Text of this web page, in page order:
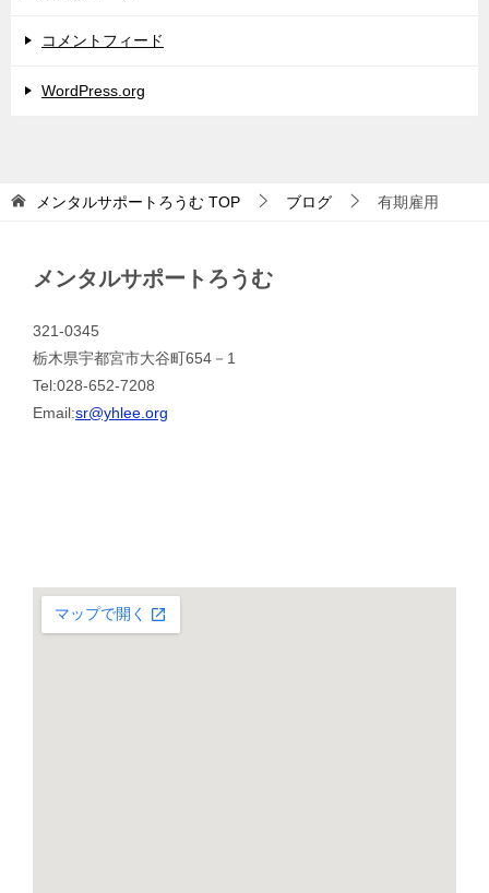
コメントフィード
WordPress.org
メンタルサポートろうむ TOP ブログ 有期雇用
メンタルサポートろうむ
321-0345
栃木県宇都宮市大谷町654－1
Tel:028-652-7208
Email:sr@yhlee.org